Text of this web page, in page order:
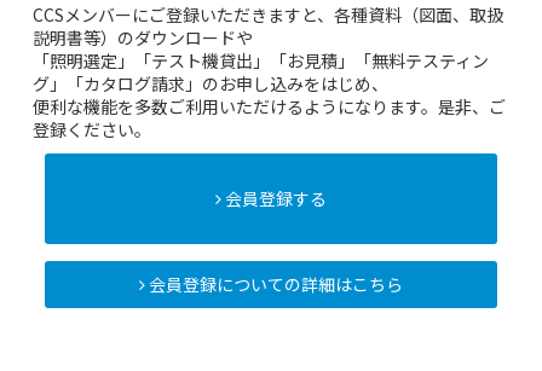
CCSメンバーにご登録いただきますと、各種資料（図面、取扱
説明書等）のダウンロードや
「照明選定」「テスト機貸出」「お見積」「無料テスティン
グ」「カタログ請求」のお申し込みをはじめ、
便利な機能を多数ご利用いただけるようになります。是非、ご
登録ください。
会員登録する
会員登録についての詳細はこちら